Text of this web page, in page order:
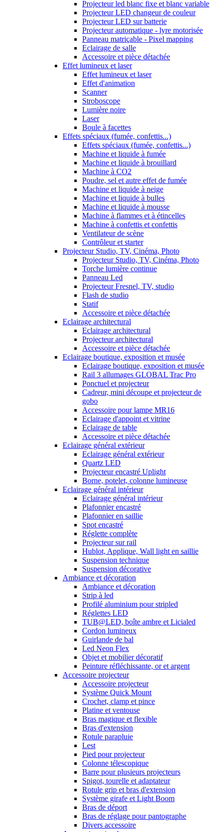
Projecteur led blanc fixe et blanc variable
Projecteur LED changeur de couleur
Projecteur LED sur batterie
Projecteur automatique - lyre motorisée
Panneau matriçable - Pixel mapping
Eclairage de salle
Accessoire et pièce détachée
Effet lumineux et laser
Effet lumineux et laser
Effet d'animation
Scanner
Stroboscope
Lumière noire
Laser
Boule à facettes
Effets spéciaux (fumée, confettis...)
Effets spéciaux (fumée, confettis...)
Machine et liquide à fumée
Machine et liquide à brouillard
Machine à CO2
Poudre, sel et autre effet de fumée
Machine et liquide à neige
Machine et liquide à bulles
Machine et liquide à mousse
Machine à flammes et à étincelles
Machine à confettis et confettis
Ventilateur de scène
Contrôleur et starter
Projecteur Studio, TV, Cinéma, Photo
Projecteur Studio, TV, Cinéma, Photo
Torche lumière continue
Panneau Led
Projecteur Fresnel, TV, studio
Flash de studio
Statif
Accessoire et pièce détachée
Eclairage architectural
Eclairage architectural
Projecteur architectural
Accessoire et pièce détachée
Eclairage boutique, exposition et musée
Eclairage boutique, exposition et musée
Rail 3 allumages GLOBAL Trac Pro
Ponctuel et projecteur
Cadreur, mini découpe et projecteur de
gobo
Accessoire pour lampe MR16
Eclairage d'appoint et vitrine
Eclairage de table
Accessoire et pièce détachée
Eclairage général extérieur
Eclairage général extérieur
Quartz LED
Projecteur encastré Uplight
Borne, potelet, colonne lumineuse
Eclairage général intérieur
Eclairage général intérieur
Plafonnier encastré
Plafonnier en saillie
Spot encastré
Réglette complète
Projecteur sur rail
Hublot, Applique, Wall light en saillie
Suspension technique
Suspension décorative
Ambiance et décoration
Ambiance et décoration
Strip à led
Profilé aluminium pour stripled
Réglettes LED
TUB@LED, boîte ambre et Licialed
Cordon lumineux
Guirlande de bal
Led Neon Flex
Objet et mobilier décoratif
Peinture réfléchissante, or et argent
Accessoire projecteur
Accessoire projecteur
Système Quick Mount
Crochet, clamp et pince
Platine et ventouse
Bras magique et flexible
Bras d'extension
Rotule parapluie
Lest
Pied pour projecteur
Colonne télescopique
Barre pour plusieurs projecteurs
Spigot, tourelle et adaptateur
Rotule grip et bras d'extension
Système girafe et Light Boom
Bras de déport
Bras de réglage pour pantographe
Divers accessoire